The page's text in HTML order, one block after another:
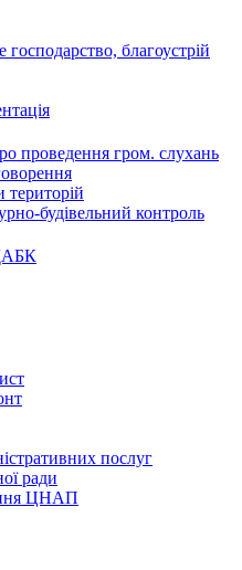
благоустрій
проведення гром. слухань
територій
будівельний контроль
послуг
ради
ЦНАП